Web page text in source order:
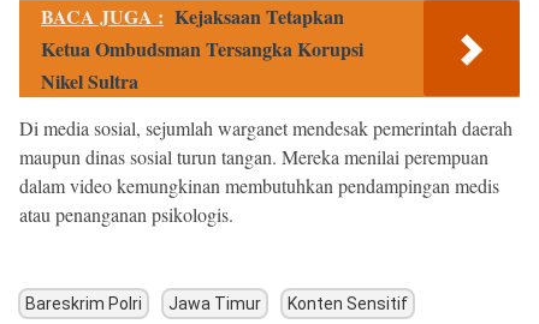
BACA JUGA : Kejaksaan Tetapkan
Ketua Ombudsman Tersangka Korupsi
Nikel Sultra
Di media sosial, sejumlah warganet mendesak pemerintah daerah
maupun dinas sosial turun tangan. Mereka menilai perempuan
dalam video kemungkinan membutuhkan pendampingan medis
atau penanganan psikologis.
Bareskrim Polri Jawa Timur Konten Sensitif